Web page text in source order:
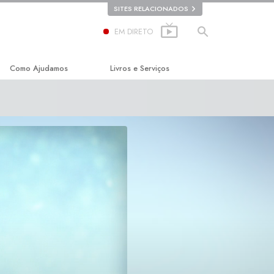
SITES RELACIONADOS
EM DIRETO
Como Ajudamos
Escolástica Aplicada
Livros e Serviços
Audiolivros